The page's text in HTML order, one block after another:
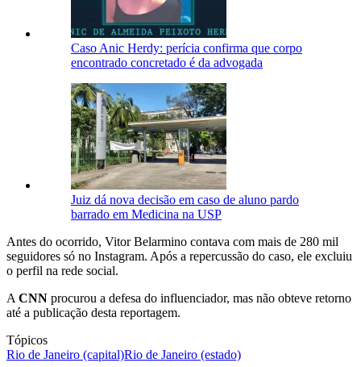
Caso Anic Herdy: perícia confirma que corpo
encontrado concretado é da advogada
Juiz dá nova decisão em caso de aluno pardo
barrado em Medicina na USP
Antes do ocorrido, Vitor Belarmino contava com mais de 280 mil
seguidores só no Instagram. Após a repercussão do caso, ele excluiu
o perfil na rede social.
A CNN procurou a defesa do influenciador, mas não obteve retorno
até a publicação desta reportagem.
Tópicos
Rio de Janeiro (capital)Rio de Janeiro (estado)